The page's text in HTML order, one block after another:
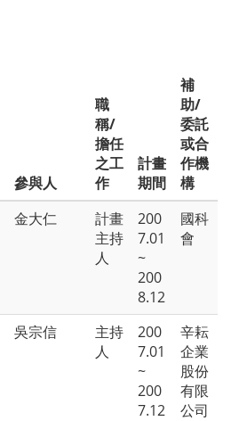
參與人
職
稱/
擔任
之工
作
計畫
期間
補
助/
委託
或合
作機
構
金大仁
計畫
主持
人
200
7.01
~
200
8.12
國科
會
吳宗信
主持
人
200
7.01
~
200
7.12
辛耘
企業
股份
有限
公司